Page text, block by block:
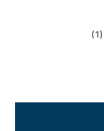
(1)